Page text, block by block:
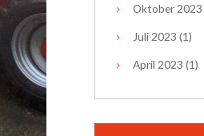
Oktober 2023
Juli 2023 (1)
April 2023 (1)